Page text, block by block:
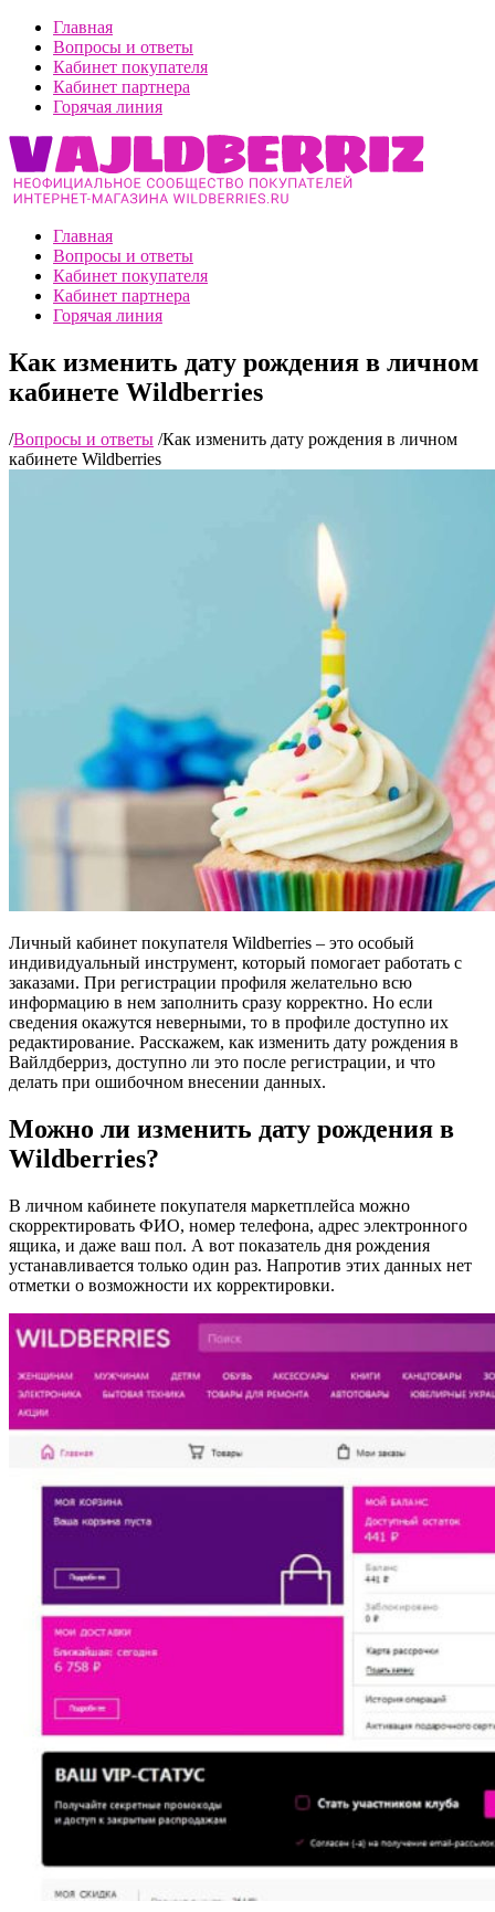
Главная
Вопросы и ответы
Кабинет покупателя
Кабинет партнера
Горячая линия
Главная
Вопросы и ответы
Кабинет покупателя
Кабинет партнера
Горячая линия
Как изменить дату рождения в личном
кабинете Wildberries
/Вопросы и ответы /Как изменить дату рождения в личном
кабинете Wildberries
Личный кабинет покупателя Wildberries – это особый
индивидуальный инструмент, который помогает работать с
заказами. При регистрации профиля желательно всю
информацию в нем заполнить сразу корректно. Но если
сведения окажутся неверными, то в профиле доступно их
редактирование. Расскажем, как изменить дату рождения в
Вайлдберриз, доступно ли это после регистрации, и что
делать при ошибочном внесении данных.
Можно ли изменить дату рождения в
Wildberries?
В личном кабинете покупателя маркетплейса можно
скорректировать ФИО, номер телефона, адрес электронного
ящика, и даже ваш пол. А вот показатель дня рождения
устанавливается только один раз. Напротив этих данных нет
отметки о возможности их корректировки.